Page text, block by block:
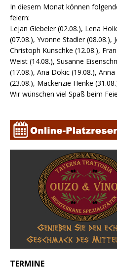
In diesem Monat können
feiern:
Lejan Giebeler (02.08.), Lena
(07.08.), Yvonne Stadler (08.08.),
Christoph Kunschke (12.08.),
Weist (14.08.), Susanne
(17.08.), Ana Dokic (19.08.),
(23.08.), Mackenzie Henke
Wir wünschen viel Spaß beim
TERMINE